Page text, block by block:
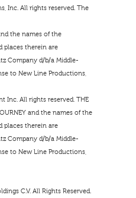
Inc. All rights reserved. The
the names of the
places therein are
Company d/b/a Middle-
to New Line Productions,
Inc. All rights reserved. THE
and the names of the
places therein are
Company d/b/a Middle-
to New Line Productions,
C.V. All Rights Reserved.